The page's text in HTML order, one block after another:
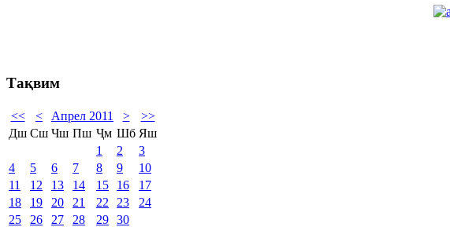
Тақвим
<< < Апрел 2011 >
>>
Дш Сш Чш Пш Ҷм Шб Яш
1
2
3
4
5 6 7 8 9
10
11
12 13 14 15 16
17
18
19 20 21 22 23
24
25
26 27 28 29 30